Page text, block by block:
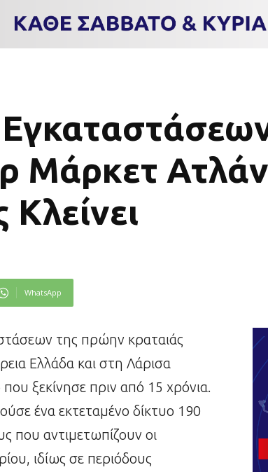
Μάρκετ
WhatsApp
της πρώην κραταιάς
Ελλάδα και στη Λάρισα
ξεκίνησε πριν από 15 χρόνια.
ένα εκτεταμένο δίκτυο 190
που αντιμετωπίζουν οι
ιδίως σε περιόδους